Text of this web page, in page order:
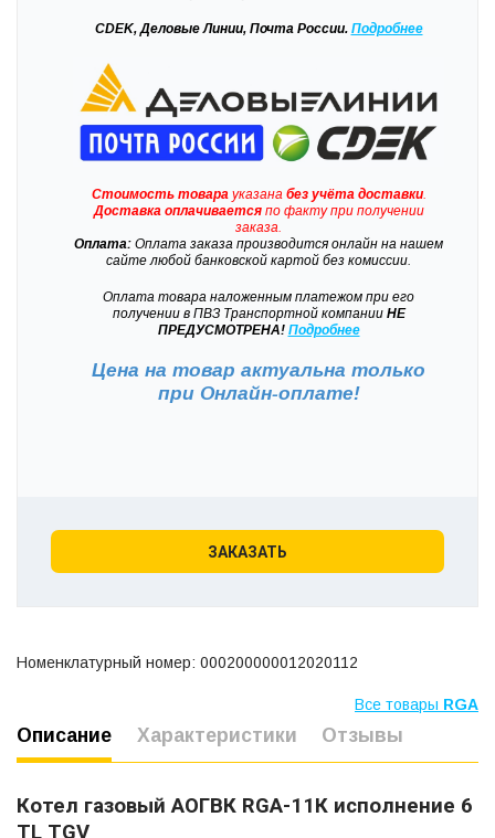
CDEK, Деловые Линии, Почта России. Подробнее
Стоимость товарауказана без учёта доставки.
Доставкаоплачиваетсяпо факту при получении
заказа.
Оплата: Оплата заказа производится онлайн на нашем
сайте любой банковской картой без комиссии.
Оплата товара наложенным платежом при его
получении в ПВЗ Транспортной компанииНЕ
ПРЕДУСМОТРЕНА! Подробнее
Цена на товар актуальна только
при Онлайн-оплате!
ЗАКАЗАТЬ
Номенклатурный номер: 000200000012020112
Все товары RGA
Описание Характеристики Отзывы
Котел газовый АОГВК RGA-11К исполнение 6
TL TGV